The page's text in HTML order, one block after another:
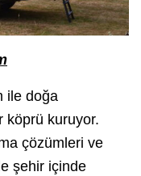
ile doğa
köprü kuruyor.
çözümleri ve
şehir içinde